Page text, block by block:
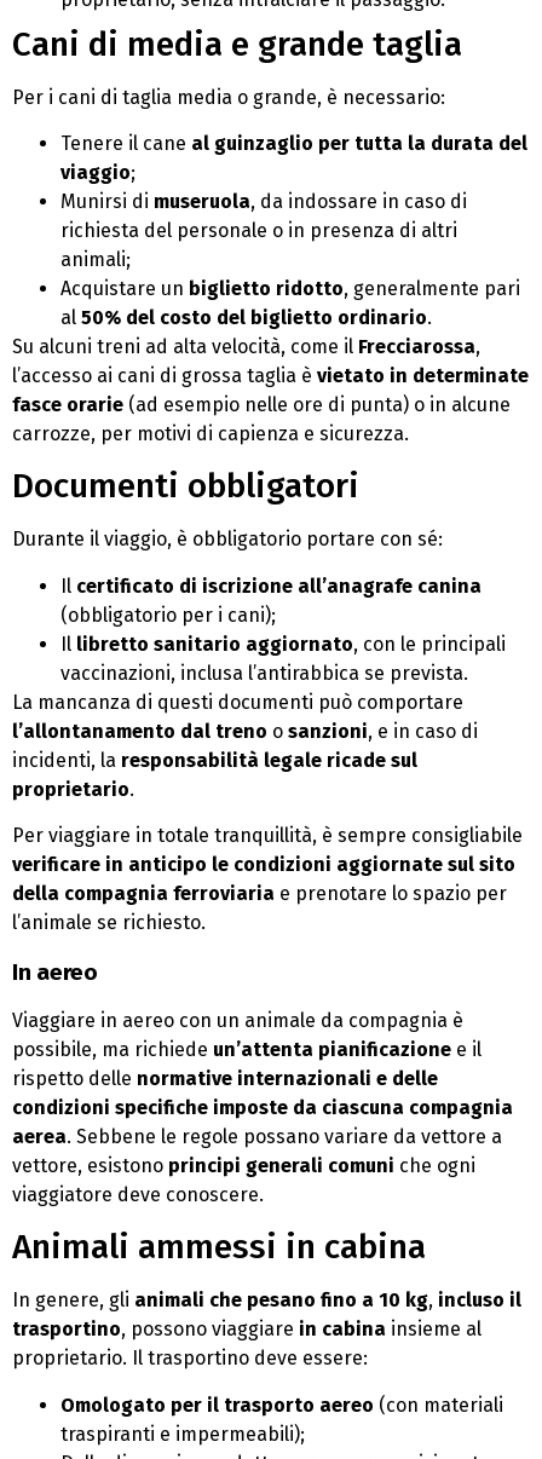
Cani di media e grande taglia
Per i cani di taglia media o grande, è necessario:
Tenere il cane al guinzaglio per tutta la durata del
viaggio;
Munirsi di museruola, da indossare in caso di
richiesta del personale o in presenza di altri
animali;
Acquistare un biglietto ridotto, generalmente pari
al 50% del costo del biglietto ordinario.
Su alcuni treni ad alta velocità, come il Frecciarossa,
l’accesso ai cani di grossa taglia è vietato in determinate
fasce orarie (ad esempio nelle ore di punta) o in alcune
carrozze, per motivi di capienza e sicurezza.
Documenti obbligatori
Durante il viaggio, è obbligatorio portare con sé:
Il certificato di iscrizione all’anagrafe canina
(obbligatorio per i cani);
Il libretto sanitario aggiornato, con le principali
vaccinazioni, inclusa l’antirabbica se prevista.
La mancanza di questi documenti può comportare
l’allontanamento dal treno o sanzioni, e in caso di
incidenti, la responsabilità legale ricade sul
proprietario.
Per viaggiare in totale tranquillità, è sempre consigliabile
verificare in anticipo le condizioni aggiornate sul sito
della compagnia ferroviaria e prenotare lo spazio per
l’animale se richiesto.
In aereo
Viaggiare in aereo con un animale da compagnia è
possibile, ma richiede un’attenta pianificazione e il
rispetto delle normative internazionali e delle
condizioni specifiche imposte da ciascuna compagnia
aerea. Sebbene le regole possano variare da vettore a
vettore, esistono principi generali comuni che ogni
viaggiatore deve conoscere.
Animali ammessi in cabina
In genere, gli animali che pesano fino a 10 kg, incluso il
trasportino, possono viaggiare in cabina insieme al
proprietario. Il trasportino deve essere:
Omologato per il trasporto aereo (con materiali
traspiranti e impermeabili);